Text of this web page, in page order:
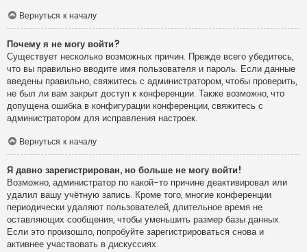
Вернуться к началу
Почему я не могу войти?
Существует несколько возможных причин. Прежде всего убедитесь,
что вы правильно вводите имя пользователя и пароль. Если данные
введены правильно, свяжитесь с администратором, чтобы проверить,
не был ли вам закрыт доступ к конференции. Также возможно, что
допущена ошибка в конфигурации конференции, свяжитесь с
администратором для исправления настроек.
Вернуться к началу
Я давно зарегистрирован, но больше не могу войти!
Возможно, администратор по какой-то причине деактивировал или
удалил вашу учётную запись. Кроме того, многие конференции
периодически удаляют пользователей, длительное время не
оставляющих сообщения, чтобы уменьшить размер базы данных.
Если это произошло, попробуйте зарегистрироваться снова и
активнее участвовать в дискуссиях.